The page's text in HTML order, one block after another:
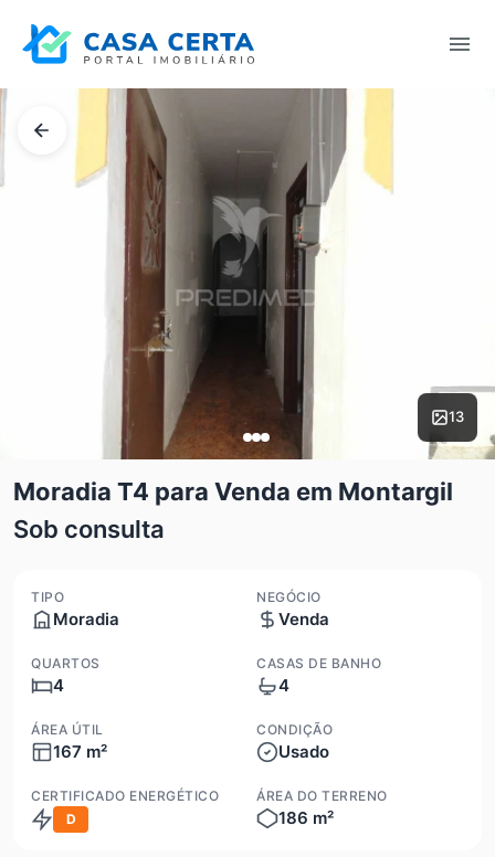
13
Moradia T4 para Venda em Montargil
Sob consulta
TIPO
Moradia
NEGÓCIO
Venda
QUARTOS
4
CASAS DE BANHO
4
ÁREA ÚTIL
167 m²
CONDIÇÃO
Usado
CERTIFICADO ENERGÉTICO
D
ÁREA DO TERRENO
186 m²